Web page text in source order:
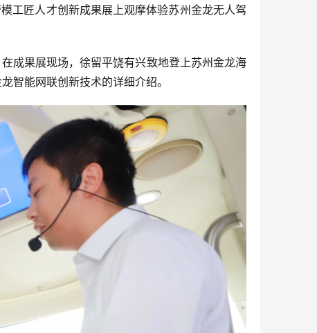
工匠人才创新成果展上观摩体验苏州金龙无人驾
成果展现场，徐留平饶有兴致地登上苏州金龙海
智能网联创新技术的详细介绍。